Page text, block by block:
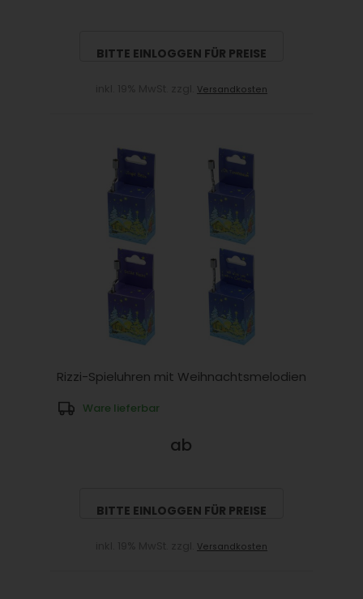
BITTE EINLOGGEN FÜR PREISE
Versandkosten
Rizzi-Spieluhren mit Weihnachtsmelodien
Ware lieferbar
ab
BITTE EINLOGGEN FÜR PREISE
Versandkosten